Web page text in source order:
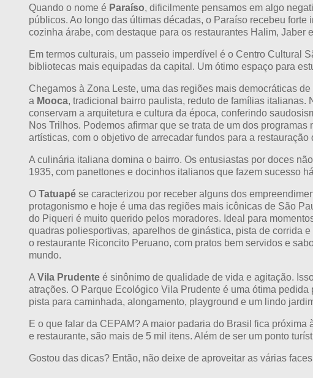
Quando o nome é Paraíso, dificilmente pensamos em algo
públicos. Ao longo das últimas décadas, o Paraíso recebeu
cozinha árabe, com destaque para os restaurantes Halim,
Em termos culturais, um passeio imperdível é o Centro Cultural
bibliotecas mais equipadas da capital. Um ótimo espaço para
Chegamos à Zona Leste, uma das regiões mais democráticas
a Mooca, tradicional bairro paulista, reduto de famílias italianas.
conservam a arquitetura e cultura da época, conferindo
Nos Trilhos. Podemos afirmar que se trata de um dos
artísticas, com o objetivo de arrecadar fundos para a restauração
A culinária italiana domina o bairro. Os entusiastas por doces
1935, com panettones e docinhos italianos que fazem sucesso
O Tatuapé se caracterizou por receber alguns dos
protagonismo e hoje é uma das regiões mais icônicas de São
do Piqueri é muito querido pelos moradores. Ideal para
quadras poliesportivas, aparelhos de ginástica, pista de corrida
o restaurante Riconcito Peruano, com pratos bem servidos e
mundo.
AVila Prudente é sinônimo de qualidade de vida e agitação.
atrações. O Parque Ecológico Vila Prudente é uma ótima
pista para caminhada, alongamento, playground e um lindo
E o que falar da CEPAM? A maior padaria do Brasil fica
e restaurante, são mais de 5 mil itens. Além de ser um ponto
Gostou das dicas? Então, não deixe de aproveitar as várias